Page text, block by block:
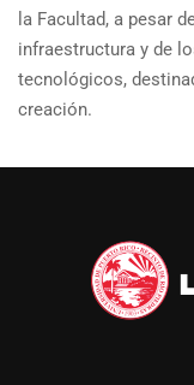
la Facultad, a pesar
infraestructura y de
tecnológicos,
creación.